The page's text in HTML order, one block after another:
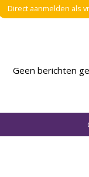
Direct aanmelden als
Geen berichten